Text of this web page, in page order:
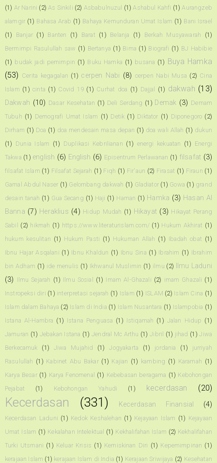
(1) Ar Narini (2) As Sinkili (2) Asbabulnuzul (1) Ashabul Kahfi (1) Aurangzeb
alamgir (1) Bahasa Arab (1) Bahaya Kemunduran Umat Islam (1) Bani Israel
(1)
Banjar (1) Banten (1) Barat (1) Belanja (1) Berkah Musyawarah
(1)
Bermimpi Rasulullah saw (1) Bertanya (1) Bima (1) Biografi (1) BJ Habibie
(1) budak jadi pemimpin (1) Buku Hamka (1) busana (1) Buya Hamka
(53) Cerita kegagalan (1) cerpen Nabi (8) cerpen Nabi Musa (2) Cina
Islam (1) cinta (1) Covid 19 (1) Curhat doa (1) Dajjal (1) dakwah (13)
Dakwah (10) Dasar Kesehatan (1) Deli Serdang (1) Demak (3) Demam
Tubuh (1) Demografi Umat Islam (1) Detik (1) Diktator (1) Diponegoro (2)
Dirham (1) Doa (1) doa mendesain masa depan (1) doa wali Allah (1) dukun
(1) Dunia Islam (1) Duplikasi Kebrilianan (1) energi kekuatan (1) Energi
Takwa (1) english (6) English (6) Episentrum Perlawanan (1) filsafat (3)
filsafat Islam (1) Filsafat Sejarah (1) Fiqh (1) Fir'aun (2) Firasat (1) Firaun (1)
Gamal Abdul Naser (1) Gelombang dakwah (1) Gladiator (1) Gowa (1) grand
desain tanah (1) Gua Secang (1) Haji (1) Haman (1) Hamka (3) Hasan Al
Banna (7) Heraklius (4) Hidup Mudah (1) Hikayat (3) Hikayat Perang
Sabil
(2) hikmah (1) https://www.literaturislam.com/ (1) Hukum Akhirat (1)
hukum kesulitan (1) Hukum Pasti (1) Hukuman Allah (1) Ibadah obat (1)
Ibnu Hajar Asqalani (1) Ibnu Khaldun (1) Ibnu Sina (1) Ibrahim (1) Ibrahim
bin Adham (1) ide menulis (1) Ikhwanul Muslimin (1) ilmu (2)
Ilmu Laduni
(3) Ilmu Sejarah (1) Ilmu Sosial (1) Imam Al-Ghazali (2) imam Ghazali (1)
Instropeksi diri (1) interpretasi sejarah (1) Islam (1) ISLAM (2) Islam Cina (1)
Islam dalam Bahaya (2) Islam di India (1) Islam Nusantara (1) Islampobia (1)
Istana Al-Hambra (1) Istana Penguasa (1) Istiqamah (1) Jalan Hidup (1)
Jamuran (1) Jebakan Istana (1) Jendral Mc Arthu (1) Jibril (1) jihad (1) Jiwa
Berkecamuk
(1) Jiwa Mujahid (1) Jogyakarta (1) jordania (1)
jurriyah
Rasulullah (1) Kabinet Abu Bakar (1) Kajian (1) kambing (1) Karamah (1)
Karya Besar (1) Karya Fenomenal (1) Kebebasan beragama (1) Kebohongan
Pejabat
(1) Kebohongan Yahudi (1) kecerdasan (20)
Kecerdasan (331) Kecerdasan Finansial (4)
Kecerdasan Laduni (1) Kedok Keshalehan (1) Kejayaan Islam (1) Kejayaan
Umat Islam (1) Kekalahan Intelektual (1) Kekhalifahan Islam (2) Kekhalifahan
Turki Utsmani (1) Keluar Krisis (1) Kemiskinan Diri (1) Kepemimpinan (1)
kerajaan Islam (1) kerajaan Islam di India (1) Kerajaan Sriwijaya (2) Kesehatan